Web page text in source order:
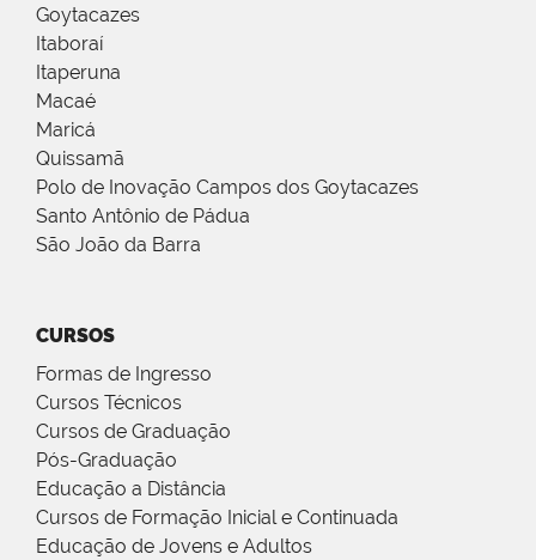
Goytacazes
Itaboraí
Itaperuna
Macaé
Maricá
Quissamã
Polo de Inovação Campos dos Goytacazes
Santo Antônio de Pádua
São João da Barra
CURSOS
Formas de Ingresso
Cursos Técnicos
Cursos de Graduação
Pós-Graduação
Educação a Distância
Cursos de Formação Inicial e Continuada
Educação de Jovens e Adultos